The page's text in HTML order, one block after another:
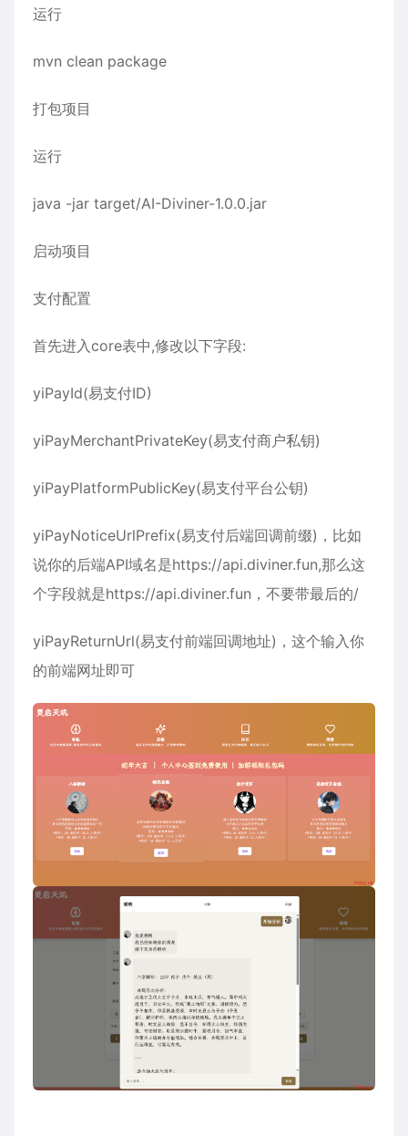
运行
mvn clean package
打包项目
运行
java -jar target/AI-Diviner-1.0.0.jar
启动项目
支付配置
首先进入core表中,修改以下字段:
yiPayId(易支付ID)
yiPayMerchantPrivateKey(易支付商户私钥)
yiPayPlatformPublicKey(易支付平台公钥)
yiPayNoticeUrlPrefix(易支付后端回调前缀)，比如
说你的后端API域名是https://api.diviner.fun,那么这
个字段就是https://api.diviner.fun，不要带最后的/
yiPayReturnUrl(易支付前端回调地址)，这个输入你
的前端网址即可